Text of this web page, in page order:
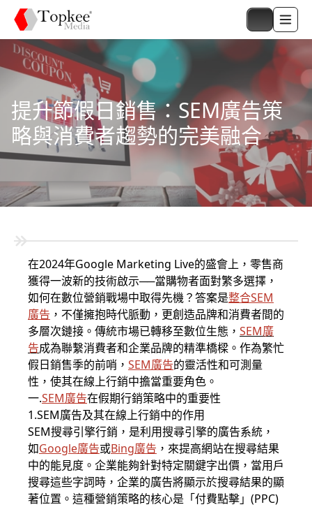
提升節假日銷售：SEM廣告策
略與消費者趨勢的完美融合
在2024年Google Marketing Live的盛會上，零售商
獲得一波新的技術啟示──當購物者面對繁多選擇，
如何在數位營銷戰場中取得先機？答案是整合SEM
廣告 ，不僅擁抱時代脈動，更創造品牌和消費者間的
多層次鏈接。傳統市場已轉移至數位生態， SEM廣
告成為聯繫消費者和企業品牌的精準橋樑。作為繁忙
假日銷售季的前哨， SEM廣告的靈活性和可測量
性，使其在線上行銷中擔當重要角色。
一.SEM廣告在假期行銷策略中的重要性
1.SEM廣告及其在線上行銷中的作用
SEM搜尋引擎行銷，是利用搜尋引擎的廣告系統，
如Google廣告或Bing廣告 ，來提高網站在搜尋結果
中的能見度。企業能夠針對特定關鍵字出價，當用戶
搜尋這些字詞時，企業的廣告將顯示於搜尋結果的顯
著位置。這種營銷策略的核心是「付費點擊」(PPC)